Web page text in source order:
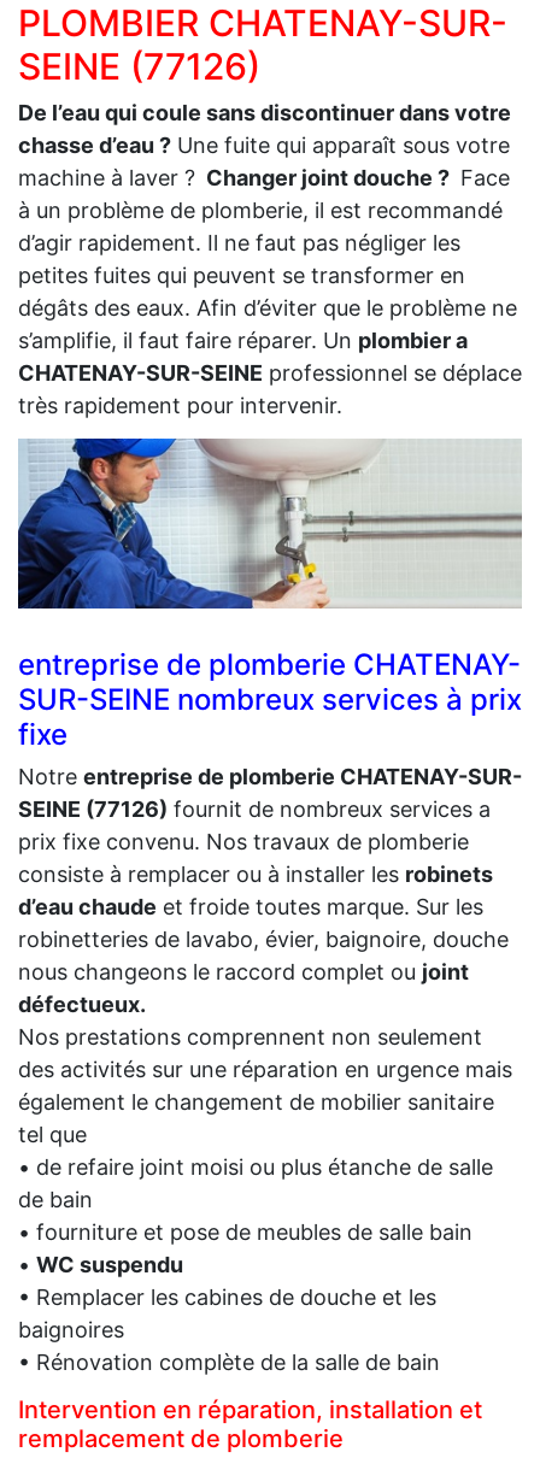
PLOMBIER CHATENAY-SUR-
SEINE (77126)
De l’eau qui coule sans discontinuer dans votre
chasse d’eau ? Une fuite qui apparaît sous votre
machine à laver ? Changer joint douche ? Face
à un problème de plomberie, il est recommandé
d’agir rapidement. Il ne faut pas négliger les
petites fuites qui peuvent se transformer en
dégâts des eaux. Afin d’éviter que le problème ne
s’amplifie, il faut faire réparer. Un plombier a
CHATENAY-SUR-SEINE professionnel se déplace
très rapidement pour intervenir.
entreprise de plomberie CHATENAY-
SUR-SEINE nombreux services à prix
fixe
Notre entreprise de plomberie CHATENAY-SUR-
SEINE (77126) fournit de nombreux services a
prix fixe convenu. Nos travaux de plomberie
consiste à remplacer ou à installer les robinets
d’eau chaude et froide toutes marque. Sur les
robinetteries de lavabo, évier, baignoire, douche
nous changeons le raccord complet ou joint
défectueux.
Nos prestations comprennent non seulement
des activités sur une réparation en urgence mais
également le changement de mobilier sanitaire
tel que
• de refaire joint moisi ou plus étanche de salle
de bain
• fourniture et pose de meubles de salle bain
• WC suspendu
• Remplacer les cabines de douche et les
baignoires
• Rénovation complète de la salle de bain
Intervention en réparation, installation et
remplacement de plomberie